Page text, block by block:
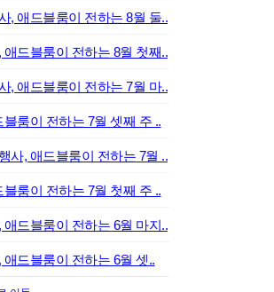
, 애드블룸이 전하는 8월 둘..
드블룸이 전하는 8월 첫째..
, 애드블룸이 전하는 7월 마..
룸이 전하는 7월 셋째 주 ..
사, 애드블룸이 전하는 7월 ..
룸이 전하는 7월 첫째 주 ..
드블룸이 전하는 6월 마지..
드블룸이 전하는 6월 셋..